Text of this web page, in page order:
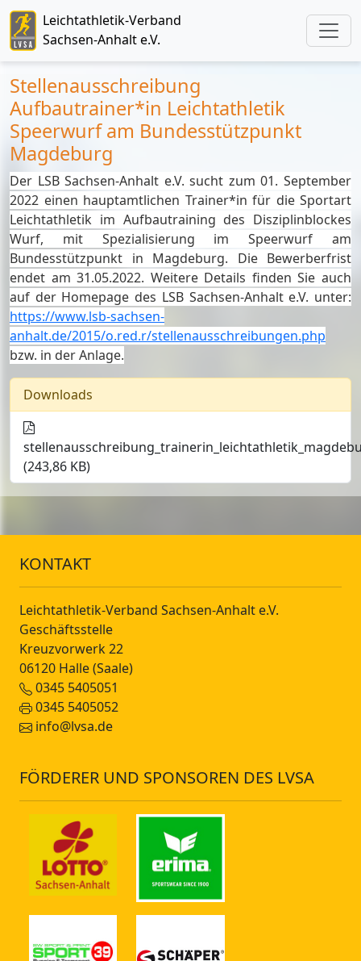
Leichtathletik-Verband
Sachsen-Anhalt e.V.
Stellenausschreibung
Aufbautrainer*in Leichtathletik
Speerwurf am Bundesstützpunkt
Magdeburg
Der LSB Sachsen-Anhalt e.V. sucht zum01. September
2022 einen hauptamtlichen Trainer*in für die Sportart
Leichtathletik im Aufbautraining des Disziplinblockes
Wurf, mit Spezialisierung im Speerwurf am
Bundesstützpunkt in Magdeburg. Die Bewerberfrist
endet am 31.05.2022. Weitere Details finden Sie auch
auf der Homepage des LSB Sachsen-Anhalt e.V. unter:
https://www.lsb-sachsen-
anhalt.de/2015/o.red.r/stellenausschreibungen.php
bzw. in der Anlage.
Downloads
(243,86 KB)
KONTAKT
Leichtathletik-Verband Sachsen-Anhalt e.V.
Geschäftsstelle
Kreuzvorwerk 22
06120 Halle (Saale)
0345 5405051
0345 5405052
info@lvsa.de
FÖRDERER UND SPONSOREN DES LVSA